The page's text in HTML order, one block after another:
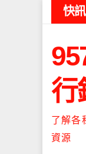
快訊
什麼時候流量最高？
行
了解各
資源